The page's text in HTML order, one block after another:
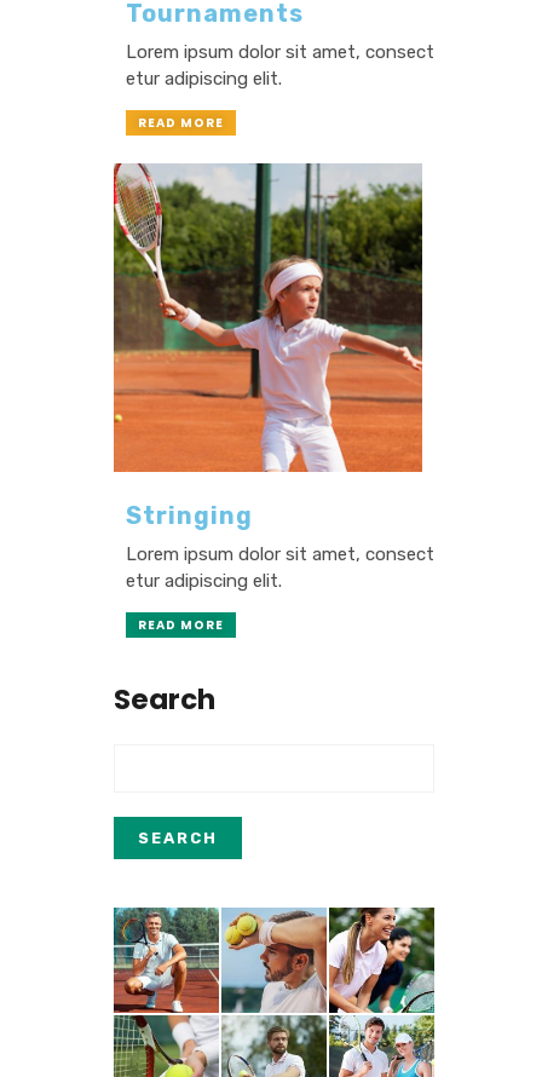
Tournaments
Lorem ipsum dolor sit amet, consect
etur adipiscing elit.
READ MORE
Stringing
Lorem ipsum dolor sit amet, consect
etur adipiscing elit.
READ MORE
Search